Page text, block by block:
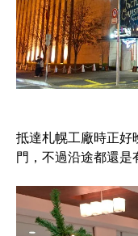
抵達札幌工廠時正好
門，不過沿途都還是